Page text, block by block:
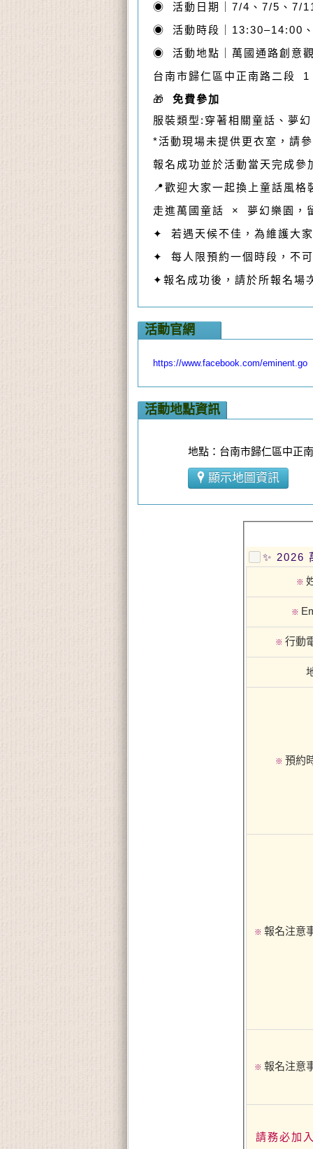
◉ 活動日期｜7/4、7/5、7/
◉ 活動時段｜13:30–14:00
◉ 活動地點｜萬國通路創意
台南市歸仁區中正南路二段
🎁 免費參加
服裝類型:穿著相關童話、夢
*活動現場未提供更衣室，請
報名成功並於活動當天完成
📍歡迎大家一起換上童話風格
走進萬國童話 × 夢幻樂園，
✦ 若遇天候不佳，為維護大
✦ 每人限預約一個時段，不
✦報名成功後，請於所報名場
活動官網
https://www.facebook.com/eminent.go
活動地點資訊
地點：台南市歸仁區中正
顯示地圖資訊
✨ 2026
※
※
※ 行動
※ 預約
※ 報名注意
※ 報名注意
請務必加